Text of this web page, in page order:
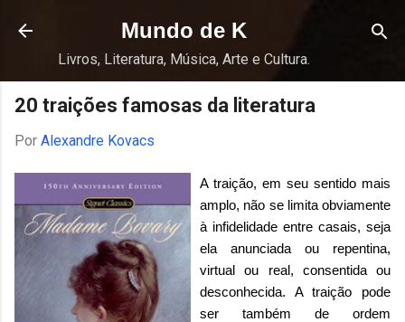
Pular para o conteúdo principal
Mundo de K
Livros, Literatura, Música, Arte e Cultura.
20 traições famosas da literatura
Por Alexandre Kovacs
A traição, em seu sentido mais
amplo, não se limita obviamente
à infidelidade entre casais, seja
ela anunciada ou repentina,
virtual ou real, consentida ou
desconhecida. A traição pode
ser também de ordem